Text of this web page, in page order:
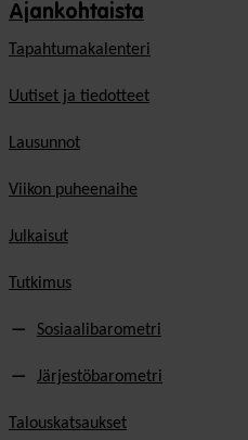
Ajankohtaista
Tapahtumakalenteri
Uutiset ja tiedotteet
Lausunnot
Viikon puheenaihe
Julkaisut
Tutkimus
Sosiaalibarometri
Järjestöbarometri
Talouskatsaukset